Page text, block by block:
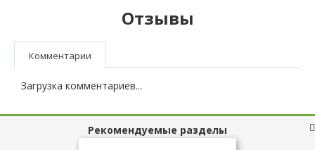
Отзывы
Комментарии
Загрузка комментариев...
Рекомендуемые разделы